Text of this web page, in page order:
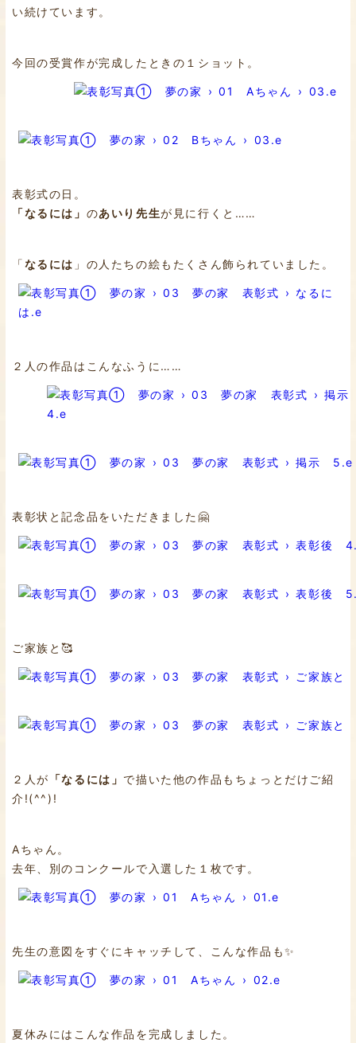
い続けています。
今回の受賞作が完成したときの１ショット。
表彰式の日。
「なるには」 のあいり先生が見に行くと……
「なるには 」の人たちの絵もたくさん飾られていました。
２人の作品はこんなふうに……
表彰状と記念品をいただきました🤗
ご家族と🥰
２人が 「なるには」 で描いた他の作品もちょっとだけご紹
介!(^^)!
Aちゃん。
去年、別のコンクールで入選した１枚です。
先生の意図をすぐにキャッチして、こんな作品も✨
夏休みにはこんな作品を完成しました。